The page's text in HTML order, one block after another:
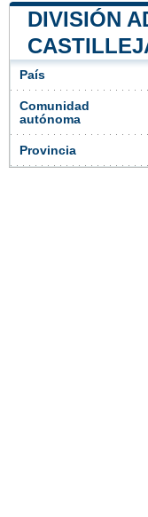
DIVISIÓN
País
Comunidad
autónoma
Provincia